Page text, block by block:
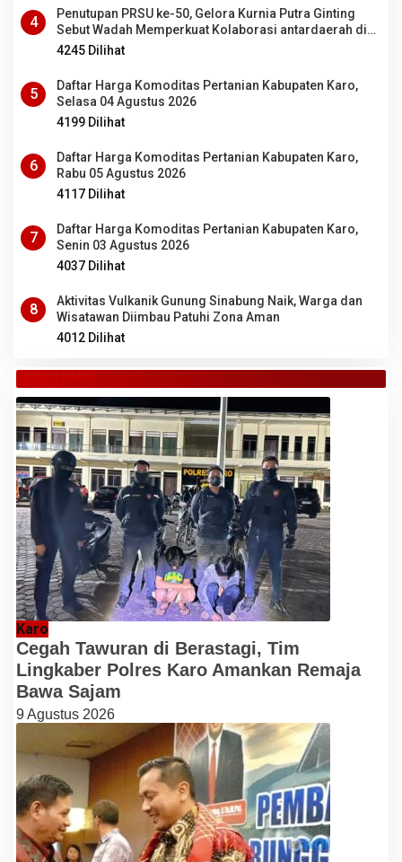
4
Penutupan PRSU ke-50, Gelora Kurnia Putra Ginting
Sebut Wadah Memperkuat Kolaborasi antardaerah di
Sumut
4245 Dilihat
5
Daftar Harga Komoditas Pertanian Kabupaten Karo,
Selasa 04 Agustus 2026
4199 Dilihat
6
Daftar Harga Komoditas Pertanian Kabupaten Karo,
Rabu 05 Agustus 2026
4117 Dilihat
7
Daftar Harga Komoditas Pertanian Kabupaten Karo,
Senin 03 Agustus 2026
4037 Dilihat
8
Aktivitas Vulkanik Gunung Sinabung Naik, Warga dan
Wisatawan Diimbau Patuhi Zona Aman
4012 Dilihat
TANAH KARO
Karo
Cegah Tawuran di Berastagi, Tim
Lingkaber Polres Karo Amankan Remaja
Bawa Sajam
9 Agustus 2026